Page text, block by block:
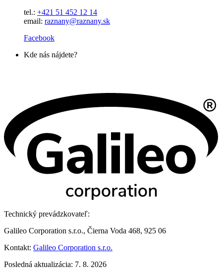
tel.: +421 51 452 12 14
email: raznany@raznany.sk
Facebook
Kde nás nájdete?
Technický prevádzkovateľ:
Galileo Corporation s.r.o., Čierna Voda 468, 925 06
Kontakt: Galileo Corporation s.r.o.
Posledná aktualizácia: 7. 8. 2026